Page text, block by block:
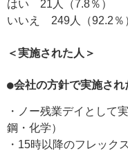
はい 21人（7.8％）
いいえ 249人（92.2％
＜実施された人＞
●会社の方針で実施され
・ノー残業デイとして
鋼・化学）
・15時以降のフレック